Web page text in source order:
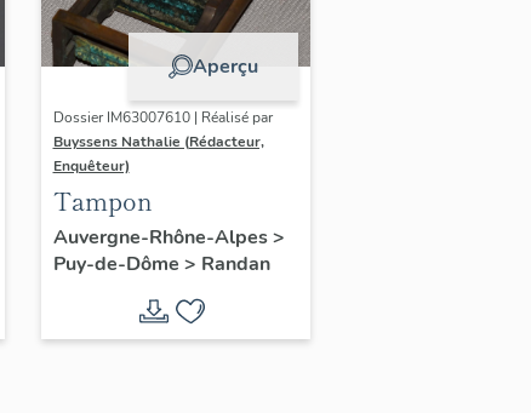
Aperçu
Dossier IM63007610 | Réalisé par
Buyssens Nathalie (Rédacteur,
Enquêteur)
Tampon
Auvergne-Rhône-Alpes>
Puy-de-Dôme > Randan